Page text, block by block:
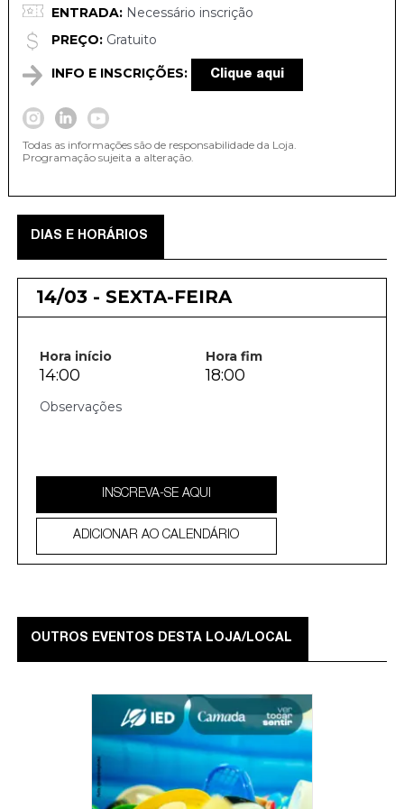
ENTRADA:Necessário inscrição
PREÇO:Gratuito
INFO E INSCRIÇÕES: Clique aqui
Todas as informações são de responsabilidade da Loja.
Programação sujeita a alteração.
DIAS E HORÁRIOS
14/03 - SEXTA-FEIRA
Hora início Hora fim
14:00 18:00
INSCREVA-SE AQUI
ADICIONAR AO CALENDÁRIO
OUTROS EVENTOS DESTA LOJA/LOCAL